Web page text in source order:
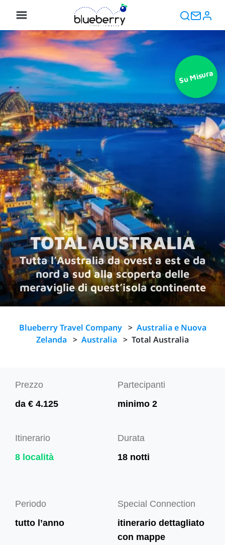
Su Misura
TOTAL AUSTRALIA
Tutta l’Australia da ovest a est e da
nord a sud alla scoperta delle
meraviglie di quest’isola continente
Blueberry Travel Company> Australia e Nuova
Zelanda > Australia > Total Australia
Prezzo
da € 4.125
Partecipanti
minimo 2
Itinerario
8 località
Durata
18 notti
Periodo
tutto l’anno
Special Connection
itinerario dettagliato
con mappe